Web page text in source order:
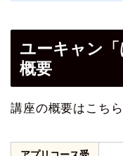
ユーキャン
概要
講座の概要はこち